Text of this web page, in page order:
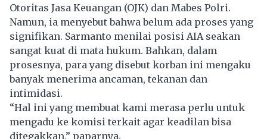
Otoritas Jasa Keuangan (OJK) dan Mabes Polri.
Namun, ia menyebut bahwa belum ada proses yang
signifikan. Sarmanto menilai posisi AIA seakan
sangat kuat di mata hukum. Bahkan, dalam
prosesnya, para yang disebut korban ini mengaku
banyak menerima ancaman, tekanan dan
intimidasi.
“Hal ini yang membuat kami merasa perlu untuk
mengadu ke komisi terkait agar keadilan bisa
ditegakkan,” paparnya.